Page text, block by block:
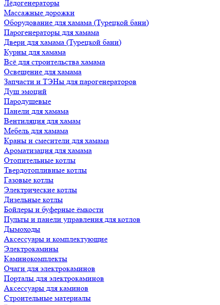
Лёдогенераторы
Массажные дорожки
Оборудование для хамама (Турецкой бани)
Парогенераторы для хамама
Двери для хамама (Турецкой бани)
Курны для хамама
Всё для строительства хамама
Освещение для хамама
Запчасти и ТЭНы для парогенераторов
Душ эмоций
Пародушевые
Панели для хамама
Вентиляция для хамам
Мебель для хамама
Краны и смесители для хамама
Ароматизация для хамама
Отопительные котлы
Твердотопливные котлы
Газовые котлы
Электрические котлы
Дизельные котлы
Бойлеры и буферные ёмкости
Пульты и панели управления для котлов
Дымоходы
Аксессуары и комплектующие
Электрокамины
Каминокомплекты
Очаги для электрокаминов
Порталы для электрокаминов
Аксессуары для каминов
Строительные материалы